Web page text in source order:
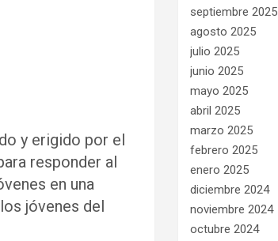
y erigido por el
responder al
en una
jóvenes del
septiembre 2025
agosto 2025
julio 2025
junio 2025
mayo 2025
abril 2025
marzo 2025
febrero 2025
enero 2025
diciembre 2024
noviembre 2024
octubre 2024